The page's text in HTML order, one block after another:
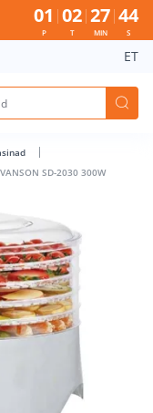
300W - Bauhof
01
P
02
T
27
MIN
43
S
ET
SD-2030 300W